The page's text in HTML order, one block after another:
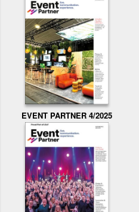
EVENT PARTNER 4/2025